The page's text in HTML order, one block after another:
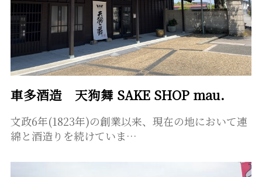
車多酒造 天狗舞 SAKE SHOP mau.
文政6年(1823年)の創業以来、現在の地において連
綿と酒造りを続けていま…